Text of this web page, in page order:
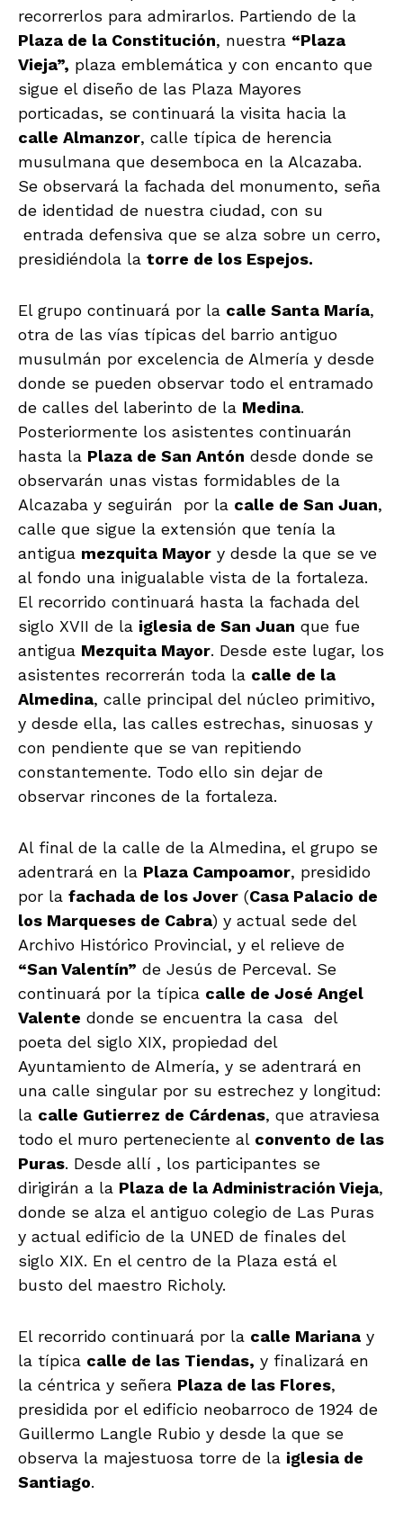
recorrerlos para admirarlos. Partiendo de la
Plaza de la Constitución, nuestra “Plaza
Vieja”, plaza emblemática y con encanto que
sigue el diseño de las Plaza Mayores
porticadas, se continuará la visita hacia la
calle Almanzor, calle típica de herencia
musulmana que desemboca en la Alcazaba.
Se observará la fachada del monumento, seña
de identidad de nuestra ciudad, con su
entrada defensiva que se alza sobre un cerro,
presidiéndola la torre de los Espejos.
El grupo continuará por la calle Santa María,
otra de las vías típicas del barrio antiguo
musulmán por excelencia de Almería y desde
donde se pueden observar todo el entramado
de calles del laberinto de la Medina.
Posteriormente los asistentes continuarán
hasta la Plaza de San Antón desde donde se
observarán unas vistas formidables de la
Alcazaba y seguirán por la calle de San Juan,
calle que sigue la extensión que tenía la
antigua mezquita Mayor y desde la que se ve
al fondo una inigualable vista de la fortaleza.
El recorrido continuará hasta la fachada del
siglo XVII de la iglesia de San Juan que fue
antigua Mezquita Mayor. Desde este lugar, los
asistentes recorrerán toda la calle de la
Almedina, calle principal del núcleo primitivo,
y desde ella, las calles estrechas, sinuosas y
con pendiente que se van repitiendo
constantemente. Todo ello sin dejar de
observar rincones de la fortaleza.
Al final de la calle de la Almedina, el grupo se
adentrará en la Plaza Campoamor, presidido
por la fachada de los Jover (Casa Palacio de
los Marqueses de Cabra) y actual sede del
Archivo Histórico Provincial, y el relieve de
“San Valentín” de Jesús de Perceval. Se
continuará por la típica calle de José Angel
Valente donde se encuentra la casa del
poeta del siglo XIX, propiedad del
Ayuntamiento de Almería, y se adentrará en
una calle singular por su estrechez y longitud:
la calle Gutierrez de Cárdenas, que atraviesa
todo el muro perteneciente al convento de las
Puras. Desde allí , los participantes se
dirigirán a la Plaza de la Administración Vieja,
donde se alza el antiguo colegio de Las Puras
y actual edificio de la UNED de finales del
siglo XIX. En el centro de la Plaza está el
busto del maestro Richoly.
El recorrido continuará por la calle Mariana y
la típica calle de las Tiendas, y finalizará en
la céntrica y señera Plaza de las Flores,
presidida por el edificio neobarroco de 1924 de
Guillermo Langle Rubio y desde la que se
observa la majestuosa torre de la iglesia de
Santiago.